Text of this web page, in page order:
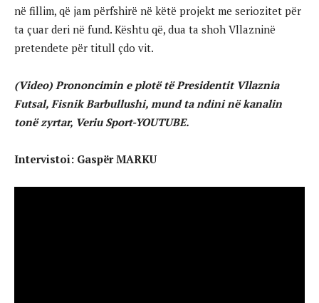
në fillim, që jam përfshirë në këtë projekt me seriozitet për
ta çuar deri në fund. Kështu që, dua ta shoh Vllazninë
pretendete për titull çdo vit.
(Video) Prononcimin e plotë të Presidentit Vllaznia
Futsal, Fisnik Barbullushi, mund ta ndini në kanalin
tonë zyrtar, Veriu Sport-YOUTUBE.
Intervistoi: Gaspër MARKU